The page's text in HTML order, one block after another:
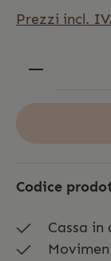
Prezzi incl.
Codice
Cassa in